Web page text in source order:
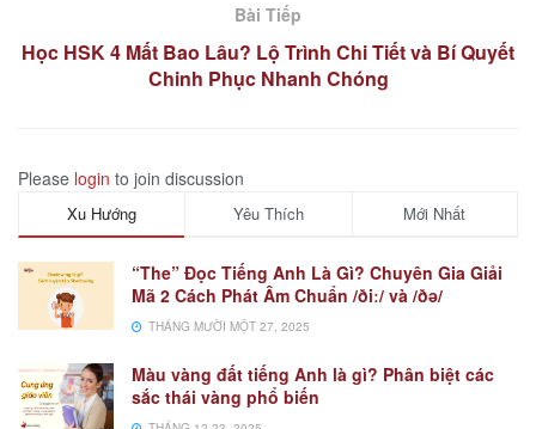
Bài Tiếp
Học HSK 4 Mất Bao Lâu? Lộ Trình Chi Tiết và Bí Quyết
Chinh Phục Nhanh Chóng
Please login to join discussion
Xu Hướng Yêu Thích Mới Nhất
“The” Đọc Tiếng Anh Là Gì? Chuyên Gia Giải
Mã 2 Cách Phát Âm Chuẩn /ðiː/ và /ðə/
THÁNG MƯỜI MỘT 27, 2025
Màu vàng đất tiếng Anh là gì? Phân biệt các
sắc thái vàng phổ biến